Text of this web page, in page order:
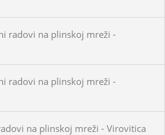
radovi na plinskoj mreži -
radovi na plinskoj mreži -
na plinskoj mreži - Virovitica